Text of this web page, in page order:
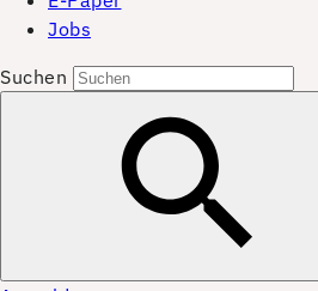
Jobs
Suchen